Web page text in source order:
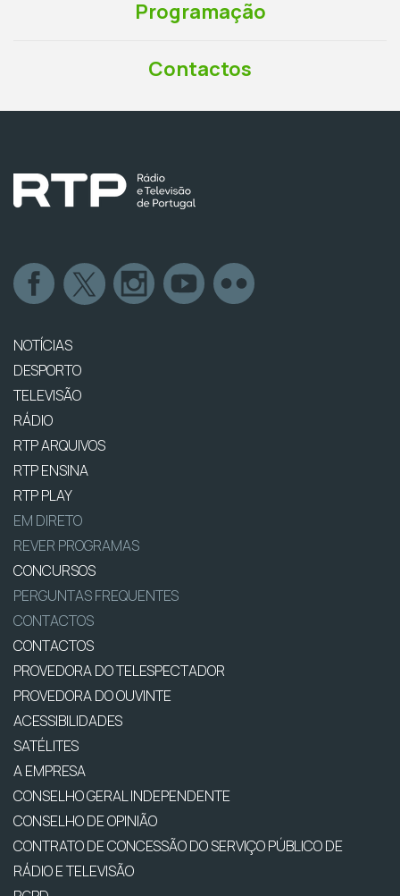
Programação
Contactos
NOTÍCIAS
DESPORTO
TELEVISÃO
RÁDIO
RTP ARQUIVOS
RTP ENSINA
RTP PLAY
EM DIRETO
REVER PROGRAMAS
CONCURSOS
PERGUNTAS FREQUENTES
CONTACTOS
CONTACTOS
PROVEDORA DO TELESPECTADOR
PROVEDORA DO OUVINTE
ACESSIBILIDADES
SATÉLITES
A EMPRESA
CONSELHO GERAL INDEPENDENTE
CONSELHO DE OPINIÃO
CONTRATO DE CONCESSÃO DO SERVIÇO PÚBLICO DE
RÁDIO E TELEVISÃO